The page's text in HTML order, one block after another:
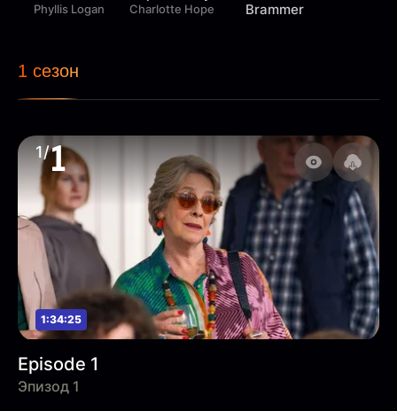
Phyllis Logan Charlotte Hope
Brammer
1 сезон
1/1
1:34:25
Episode 1
Эпизод 1